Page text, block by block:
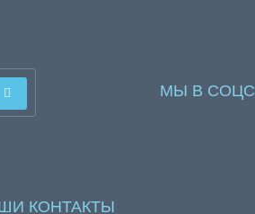
МЫ В
КОНТАКТЫ